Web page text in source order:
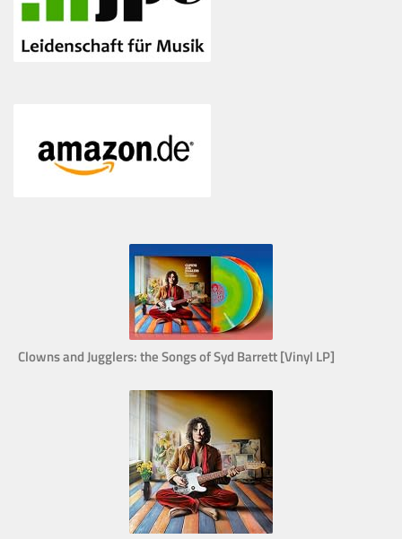
Clowns and Jugglers: the Songs of Syd Barrett [Vinyl LP]